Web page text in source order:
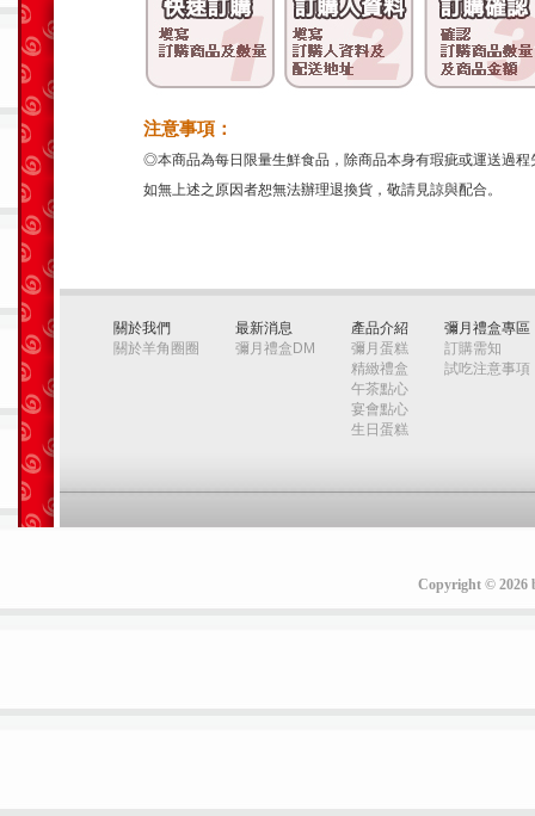
注意事項：
◎本商品為每日限量生鮮食品，除商品本身有瑕疵或運送過
如無上述之原因者恕無法辦理退換貨，敬請見諒與配合。
關於我們
關於羊角圈圈
最新消息
彌月禮盒DM
產品介紹
彌月蛋糕
精緻禮盒
午茶點心
宴會點心
生日蛋糕
彌月禮盒專區
訂購需知
試吃注意事項
Copyright © 2026